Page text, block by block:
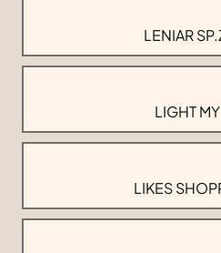
LENIAR
LIGHT
LIKES